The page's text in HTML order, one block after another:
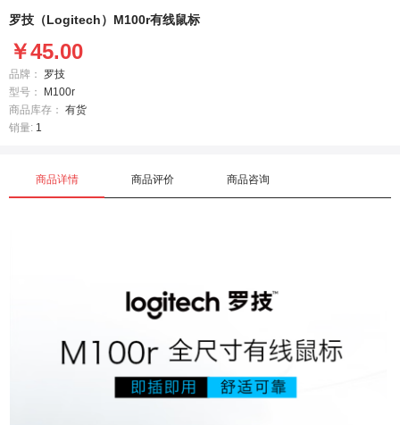
罗技（Logitech）M100r有线鼠标
￥45.00
品牌：
罗技
型号：
M100r
商品库存： 有货
销量: 1
商品详情 商品评价 商品咨询